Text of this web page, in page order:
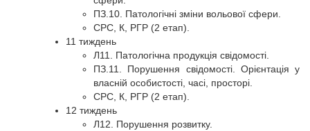
ПЗ.10. Патологічні зміни вольової сфери.
СРС, К, РГР (2 етап).
11 тиждень
Л11. Патологічна продукція свідомості.
ПЗ.11. Порушення свідомості. Орієнтація у
власній особистості, часі, просторі.
СРС, К, РГР (2 етап).
12 тиждень
Л12. Порушення розвитку.